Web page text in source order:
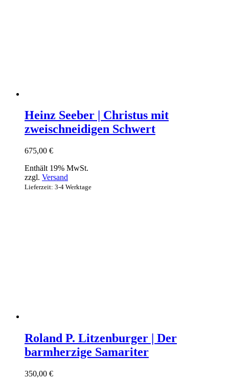
Heinz Seeber | Christus mit
zweischneidigen Schwert
675,00 €
Enthält 19% MwSt.
zzgl. Versand
Lieferzeit: 3-4 Werktage
Roland P. Litzenburger | Der
barmherzige Samariter
350,00 €